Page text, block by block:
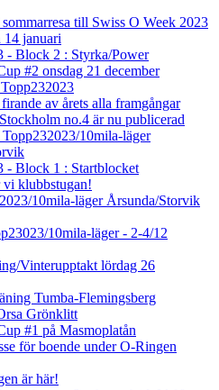
till Swiss O Week 2023
januari
- Block 2 : Styrka/Power
#2 onsdag 21 december
av årets alla framgångar
no.4 är nu publicerad
Topp232023/10mila-läger
- Block 1 : Startblocket
klubbstugan!
10mila-läger Årsunda/Storvik
10mila-läger - 2-4/12
Vinterupptakt lördag 26
Tumba-Flemingsberg
Grönklitt
#1 på Masmoplatån
för boende under O-Ringen
är här!